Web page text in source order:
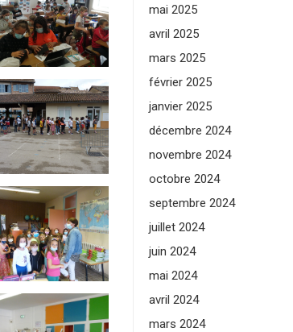
mai 2025
avril 2025
mars 2025
février 2025
janvier 2025
décembre 2024
novembre 2024
octobre 2024
septembre 2024
juillet 2024
juin 2024
mai 2024
avril 2024
mars 2024